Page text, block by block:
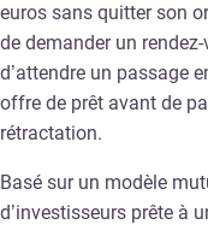
euros sans quitter son
de demander un
d’attendre un passage
offre de prêt avant de
rétractation.
Basé sur un modèle
d’investisseurs prête à